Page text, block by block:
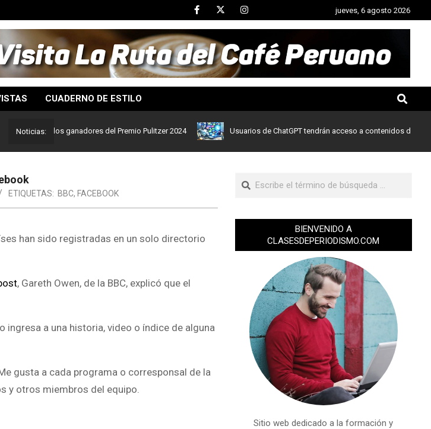
jueves, 6 agosto 2026
CUADERNO DE ESTILO
Noticias:
son los ganadores del Premio Pulitzer 2024 Usuarios de ChatGPT tendrán acceso a contenidos de noticias
ETIQUETAS: BBC, FACEBOOK
han sido registradas en un solo directorio
, Gareth Owen, de la BBC, explicó que el
ingresa a una historia, video o índice de alguna
gusta a cada programa o corresponsal de la
y otros miembros del equipo.
BIENVENIDO A
CLASESDEPERIODISMO.COM
Sitio web dedicado a la formación y